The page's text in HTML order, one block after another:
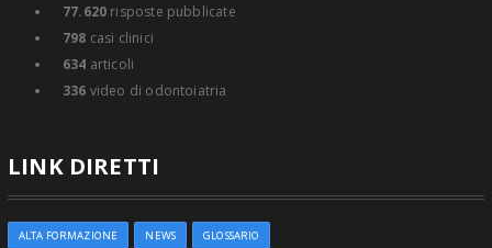
77.620 risposte pubblicate
798 casi clinici
634 articoli
336 video di odontoiatria
LINK DIRETTI
ALTA FORMAZIONE NEWS GLOSSARIO